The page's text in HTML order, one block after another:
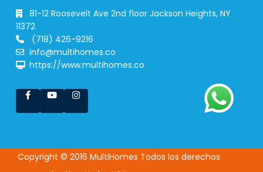
81-12 Roosevelt Ave 2nd floor Jackson Heights, NY
11372
(718) 426-9216
info@multihomes.co
https://www.multihomes.co
Copyright © 2016 MultiHomes Todos los derechos